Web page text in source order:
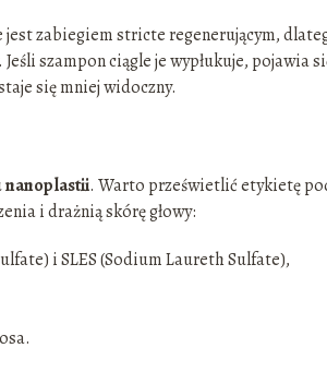
jest zabiegiem stricte regenerującym,
szampon ciągle je wypłukuje, pojawia
się mniej widoczny.
nanoplastii. Warto prześwietlić etykietę
i drażnią skórę głowy:
i SLES (Sodium Laureth Sulfate),